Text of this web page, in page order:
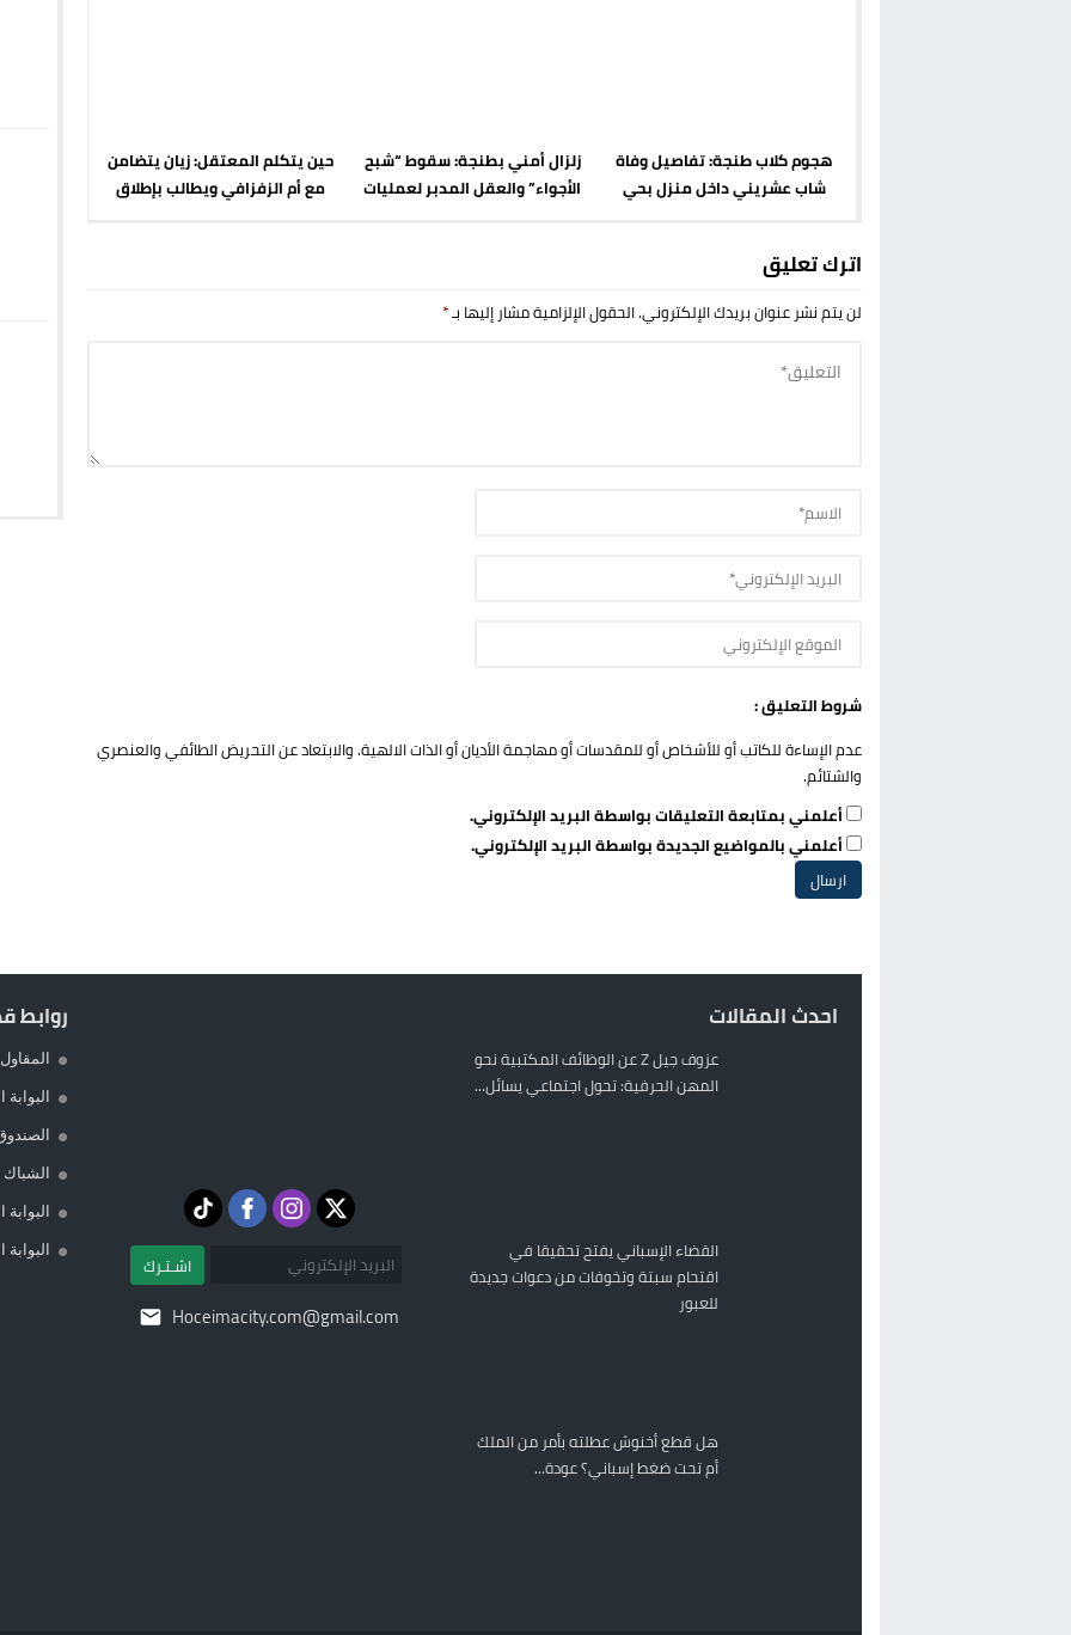
هجوم كلاب طنجة: تفاصيل وفاة
شاب عشريني داخل منزل بحي
زلزال أمني بطنجة: سقوط “شبح
الأجواء” والعقل المدبر لعمليات
حين يتكلم المعتقل: زيان يتضامن
مع أم الزفزافي ويطالب بإطلاق
اترك تعليق
لن يتم نشر عنوان بريدك الإلكتروني.الحقول الإلزامية مشار إليها بـ*
شروط التعليق :
عدم الإساءة للكاتب أو للأشخاص أو للمقدسات أو مهاجمة الأديان أو الذات الالهية. والابتعاد عن التحريض الطائفي والعنصري
والشتائم.
أعلمني بمتابعة التعليقات بواسطة البريد الإلكتروني.
أعلمني بالمواضيع الجديدة بواسطة البريد الإلكتروني.
احدث المقالات
عزوف جيل Z عن الوظائف المكتبية نحو
المهن الحرفية: تحول اجتماعي يسائل...
القضاء الإسباني يفتح تحقيقا في
اقتحام سبتة وتخوفات من دعوات جديدة
للعبور
هل قطع أخنوش عطلته بأمر من الملك
أم تحت ضغط إسباني؟ عودة...
اشـتـرك
Hoceimacity.com@gmail.com
روابط
الشباك